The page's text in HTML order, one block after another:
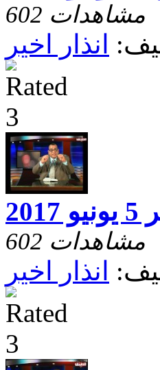
602 مشاهدات
انذار اخير
602 مشاهدات
انذار اخير